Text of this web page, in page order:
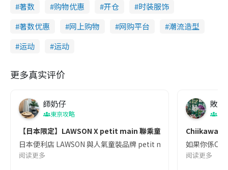
著数 购物优惠 开仓
时装服饰
著数优惠
网上购物 网购平台
潮流造型
运动
运动
更多真实评价
師奶仔
東京攻略
【日本限定】LAWSON X petit main 聯乘童裝$2X起！
日本便利店 LAWSON 與人氣童裝品牌 petit main 攜手合作，推
阅读更多
敗家
Chiikawa最
如果你係
阅读更多